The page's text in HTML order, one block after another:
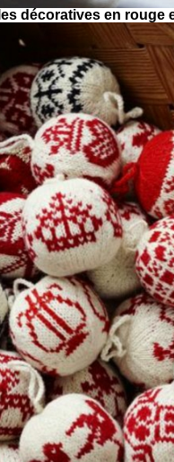
décoratives en rouge